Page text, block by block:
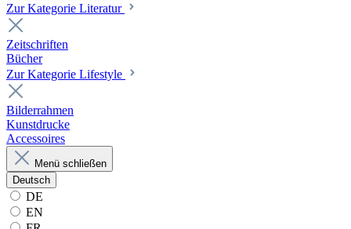
Zur Kategorie Literatur
Zeitschriften
Bücher
Zur Kategorie Lifestyle
Bilderrahmen
Kunstdrucke
Accessoires
Menü schließen
Deutsch
DE
EN